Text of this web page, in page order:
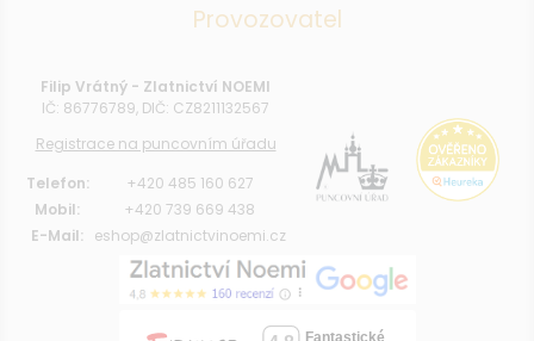
Provozovatel
Filip Vrátný - Zlatnictví NOEMI
IČ: 86776789, DIČ: CZ8211132567
Registrace na puncovním úřadu
Telefon:
+420 485 160 627
Mobil:
+420 739 669 438
E-Mail:
eshop@zlatnictvinoemi.cz